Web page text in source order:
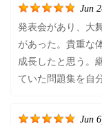
Jun
発表会があり、大
があった。貴重な
成長したと思う。
ていた問題集を自
Jun